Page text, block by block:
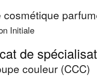
cosmétique
Initiale
de
couleur (CCC)